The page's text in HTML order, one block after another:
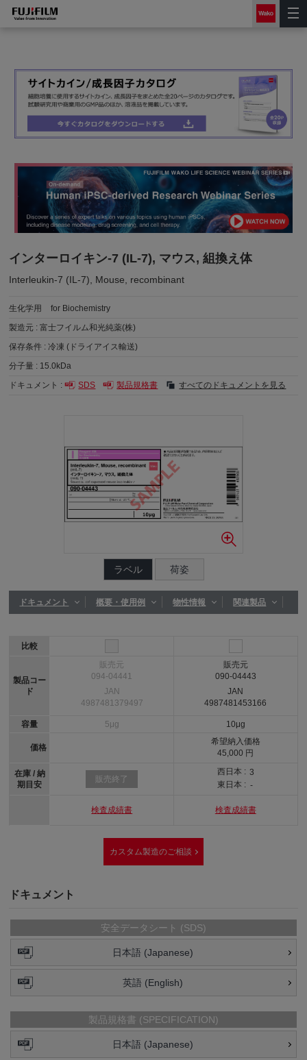
インターロイキン-7 (IL-7), マウス, 組換え体
Interleukin-7 (IL-7), Mouse, recombinant
生化学用
for Biochemistry
製造元 :富士フイルム和光純薬(株)
保存条件 :冷凍 (ドライアイス輸送)
分子量 : 15.0kDa
ドキュメント :
SDS 製品規格書 すべてのドキュメントを見る
ラベル 荷姿
ドキュメント 概要・使用例 物性情報 関連製品
比較
製品コー
ド
容量
価格
在庫 / 納
期目安
販売元
094-04441
JAN
4987481379497
5μg
販売終了
検査成績書
販売元
090-04443
JAN
4987481453166
10μg
希望納入価格
45,000 円
西日本 : 3
東日本 : -
検査成績書
カスタム製造のご相談
ドキュメント
安全データシート (SDS)
日本語 (Japanese)
英語 (English)
製品規格書 (SPECIFICATION)
日本語 (Japanese)